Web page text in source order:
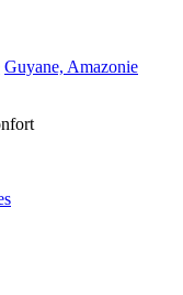
Guyane, Amazonie